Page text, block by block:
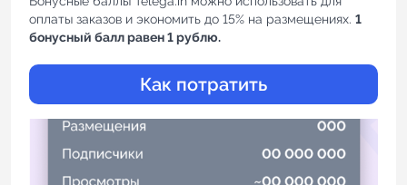
Индивидуальное сопровождение
Аналитика Telegram
оплаты заказов и экономить до 15% на размещениях. 1
бонусный балл равен 1 рублю.
Как потратить